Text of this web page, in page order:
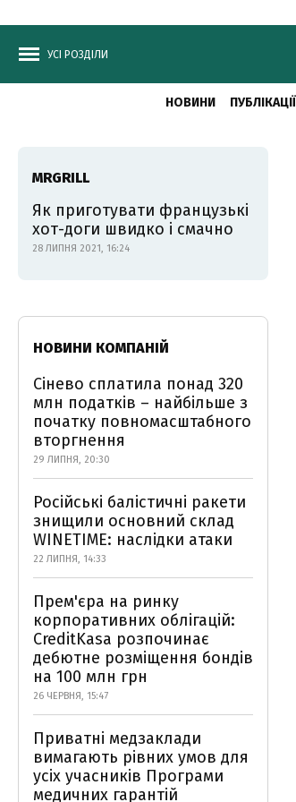
УСІ РОЗДІЛИ
НОВИНИ ПУБЛІКАЦІЇ
MRGRILL
Як приготувати французькі
хот-доги швидко і смачно
28 ЛИПНЯ 2021, 16:24
НОВИНИ КОМПАНІЙ
Сінево сплатила понад 320
млн податків – найбільше з
початку повномасштабного
вторгнення
29 ЛИПНЯ, 20:30
Російські балістичні ракети
знищили основний склад
WINETIME: наслідки атаки
22 ЛИПНЯ, 14:33
Прем'єра на ринку
корпоративних облігацій:
CreditKasa розпочинає
дебютне розміщення бондів
на 100 млн грн
26 ЧЕРВНЯ, 15:47
Приватні медзаклади
вимагають рівних умов для
усіх учасників Програми
медичних гарантій